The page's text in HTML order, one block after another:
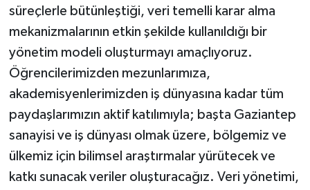
süreçlerle bütünleştiği, veri temelli karar alma
mekanizmalarının etkin şekilde kullanıldığı bir
yönetim modeli oluşturmayı amaçlıyoruz.
Öğrencilerimizden mezunlarımıza,
akademisyenlerimizden iş dünyasına kadar tüm
paydaşlarımızın aktif katılımıyla; başta Gaziantep
sanayisi ve iş dünyası olmak üzere, bölgemiz ve
ülkemiz için bilimsel araştırmalar yürütecek ve
katkı sunacak veriler oluşturacağız. Veri yönetimi,